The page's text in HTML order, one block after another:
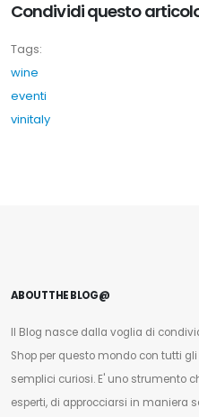
Condividi questo
Tags:
wine
eventi
vinitaly
ABOUT THE BLOG@
Il Blog nasce dalla voglia di
Shop per questo mondo con tutti
semplici curiosi. E' uno strumento
esperti, di approcciarsi in maniera